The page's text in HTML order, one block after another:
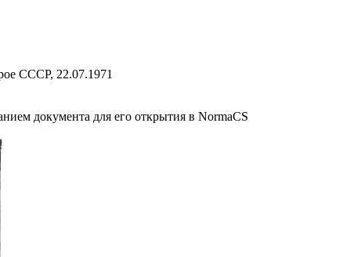
СССР, 22.07.1971
документа для его открытия в NormaCS